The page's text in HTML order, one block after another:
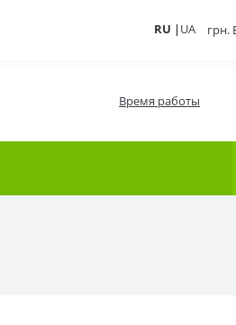
RU | UA грн.
Время работы